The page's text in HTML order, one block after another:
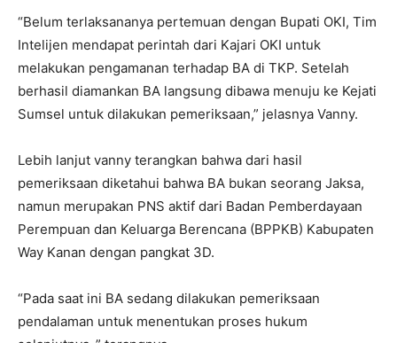
“Belum terlaksananya pertemuan dengan Bupati OKI, Tim
Intelijen mendapat perintah dari Kajari OKI untuk
melakukan pengamanan terhadap BA di TKP. Setelah
berhasil diamankan BA langsung dibawa menuju ke Kejati
Sumsel untuk dilakukan pemeriksaan,” jelasnya Vanny.
Lebih lanjut vanny terangkan bahwa dari hasil
pemeriksaan diketahui bahwa BA bukan seorang Jaksa,
namun merupakan PNS aktif dari Badan Pemberdayaan
Perempuan dan Keluarga Berencana (BPPKB) Kabupaten
Way Kanan dengan pangkat 3D.
“Pada saat ini BA sedang dilakukan pemeriksaan
pendalaman untuk menentukan proses hukum